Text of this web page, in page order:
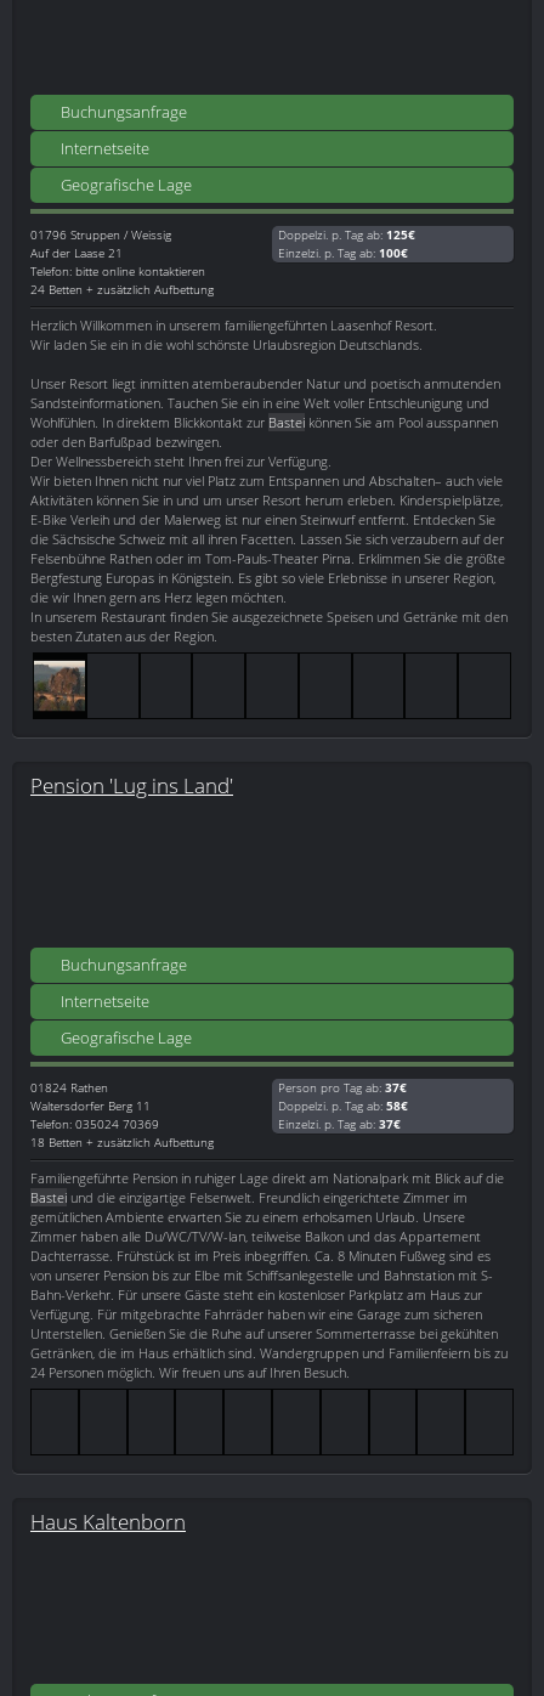
Buchungsanfrage
Internetseite
Geografische Lage
01796 Struppen / Weissig
Auf der Laase 21
Telefon: bitte online kontaktieren
24 Betten + zusätzlich Aufbettung
Doppelzi. p. Tag ab: 125€
Einzelzi. p. Tag ab: 100€
Herzlich Willkommen in unserem familiengeführten Laasenhof Resort.
Wir laden Sie ein in die wohl schönste Urlaubsregion Deutschlands.
Unser Resort liegt inmitten atemberaubender Natur und poetisch anmutenden
Sandsteinformationen. Tauchen Sie ein in eine Welt voller Entschleunigung und
Wohlfühlen. In direktem Blickkontakt zur Bastei können Sie am Pool ausspannen
oder den Barfußpad bezwingen.
Der Wellnessbereich steht Ihnen frei zur Verfügung.
Wir bieten Ihnen nicht nur viel Platz zum Entspannen und Abschalten– auch viele
Aktivitäten können Sie in und um unser Resort herum erleben. Kinderspielplätze,
E-Bike Verleih und der Malerweg ist nur einen Steinwurf entfernt. Entdecken Sie
die Sächsische Schweiz mit all ihren Facetten. Lassen Sie sich verzaubern auf der
Felsenbühne Rathen oder im Tom-Pauls-Theater Pirna. Erklimmen Sie die größte
Bergfestung Europas in Königstein. Es gibt so viele Erlebnisse in unserer Region,
die wir Ihnen gern ans Herz legen möchten.
In unserem Restaurant finden Sie ausgezeichnete Speisen und Getränke mit den
besten Zutaten aus der Region.
Pension 'Lug ins Land'
Buchungsanfrage
Internetseite
Geografische Lage
01824 Rathen
Waltersdorfer Berg 11
Telefon: 035024 70369
18 Betten + zusätzlich Aufbettung
Person pro Tag ab: 37€
Doppelzi. p. Tag ab: 58€
Einzelzi. p. Tag ab: 37€
Familiengeführte Pension in ruhiger Lage direkt am Nationalpark mit Blick auf die
Bastei und die einzigartige Felsenwelt. Freundlich eingerichtete Zimmer im
gemütlichen Ambiente erwarten Sie zu einem erholsamen Urlaub. Unsere
Zimmer haben alle Du/WC/TV/W-lan, teilweise Balkon und das Appartement
Dachterrasse. Frühstück ist im Preis inbegriffen. Ca. 8 Minuten Fußweg sind es
von unserer Pension bis zur Elbe mit Schiffsanlegestelle und Bahnstation mit S-
Bahn-Verkehr. Für unsere Gäste steht ein kostenloser Parkplatz am Haus zur
Verfügung. Für mitgebrachte Fahrräder haben wir eine Garage zum sicheren
Unterstellen. Genießen Sie die Ruhe auf unserer Sommerterrasse bei gekühlten
Getränken, die im Haus erhältlich sind. Wandergruppen und Familienfeiern bis zu
24 Personen möglich. Wir freuen uns auf Ihren Besuch.
Haus Kaltenborn